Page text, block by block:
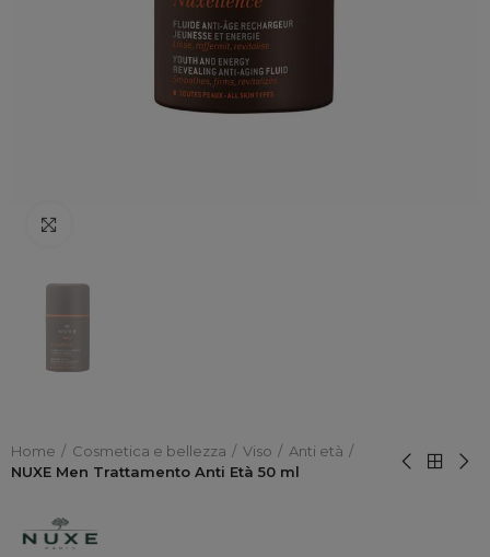
Home Cosmetica e bellezza Viso
Anti età
NUXE Men Trattamento Anti Età 50 ml